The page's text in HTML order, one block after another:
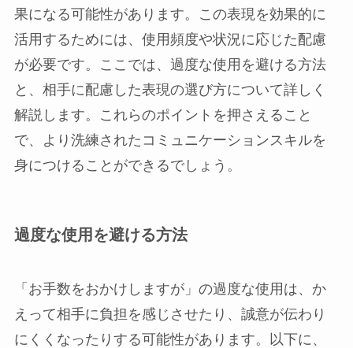
果になる可能性があります。この表現を効果的に
活用するためには、使用頻度や状況に応じた配慮
が必要です。ここでは、過度な使用を避ける方法
と、相手に配慮した表現の選び方について詳しく
解説します。これらのポイントを押さえること
で、より洗練されたコミュニケーションスキルを
身につけることができるでしょう。
過度な使用を避ける方法
「お手数をおかけしますが」の過度な使用は、か
えって相手に負担を感じさせたり、誠意が伝わり
にくくなったりする可能性があります。以下に、